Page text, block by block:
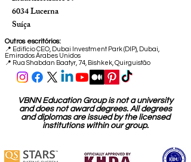
6034 Lucerna
Suíça
Outros escritórios:
📍 Edifício CEO, Dubai Investment Park (DIP), Dubai,
Emirados Árabes Unidos
📍 Rua Shabdan Baatyr, 74, Bishkek, Quirguistão
VBNN Education Group is not a university
and does not award degrees. All degrees
and diplomas are issued by the licensed
institutions within our group.